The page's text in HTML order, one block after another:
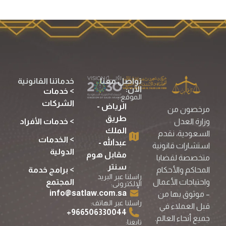
مرخصون من
وزارة العدل
السعودية، نقدم
استشارات قانونية
متخصصة لقضايا
المحاكم والأحكام
واحتياجات الأعمال
– موثوق بها من
قبل العملاء في
جميع أنحاء العالم.
تواصل معنا
الآن:
الموقع :
الرياض -
طريق
الملك
عبدالله -
مقابل هوم
سنتر
راسلنا عبر البريد
الإلكترونى:
info@satlaw.com.sa
راسلنا عبر الهاتف:
966506330044⁩+
تابعنا:
خدماتنا القانونية
> خدمات
الشركات
> خدمات الأفراد
> الخدمات
الدولية
> برامج خدمة
المجتمع